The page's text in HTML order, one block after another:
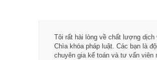
Tôi rất hài lòng về chất lượng dịch
Chìa khóa pháp luật. Các bạn là
chuyên gia kế toán và tư vấn viên